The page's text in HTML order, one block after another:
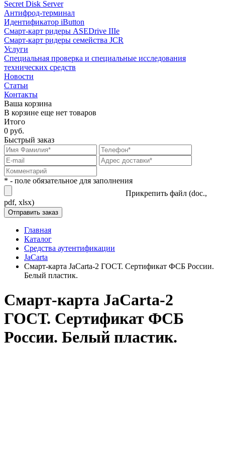
Secret Disk Server
Антифрод-терминал
Идентификатор iButton
Смарт-карт ридеры ASEDrive IIIe
Смарт-карт ридеры семейства JCR
Услуги
Специальная проверка и специальные исследования
технических средств
Новости
Статьи
Контакты
Ваша корзина
В корзине еще нет товаров
Итого
0 руб.
Быстрый заказ
* - поле обязательное для заполнения
Прикрепить файл (doc.,
pdf, xlsx)
Главная
Каталог
Средства аутентификации
JaCarta
Смарт-карта JaCarta-2 ГОСТ. Сертификат ФСБ России.
Белый пластик.
Смарт-карта JaCarta-2
ГОСТ. Сертификат ФСБ
России. Белый пластик.